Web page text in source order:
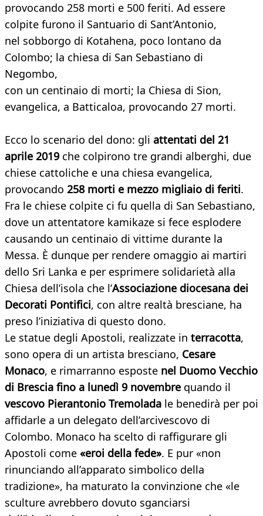
provocando 258 morti e 500 feriti. Ad essere
colpite furono il Santuario di Sant’Antonio,
nel sobborgo di Kotahena, poco lontano da
Colombo; la chiesa di San Sebastiano di
Negombo,
con un centinaio di morti; la Chiesa di Sion,
evangelica, a Batticaloa, provocando 27 morti.
Ecco lo scenario del dono: gli attentati del 21
aprile 2019 che colpirono tre grandi alberghi, due
chiese cattoliche e una chiesa evangelica,
provocando 258 morti e mezzo migliaio di feriti.
Fra le chiese colpite ci fu quella di San Sebastiano,
dove un attentatore kamikaze si fece esplodere
causando un centinaio di vittime durante la
Messa. È dunque per rendere omaggio ai martiri
dello Sri Lanka e per esprimere solidarietà alla
Chiesa dell’isola che l’Associazione diocesana dei
Decorati Pontifici, con altre realtà bresciane, ha
preso l’iniziativa di questo dono.
Le statue degli Apostoli, realizzate in terracotta,
sono opera di un artista bresciano, Cesare
Monaco, e rimarranno esposte nel Duomo Vecchio
di Brescia fino a lunedì 9 novembre quando il
vescovo Pierantonio Tremolada le benedirà per poi
affidarle a un delegato dell’arcivescovo di
Colombo. Monaco ha scelto di raffigurare gli
Apostoli come «eroi della fede». E pur «non
rinunciando all’apparato simbolico della
tradizione», ha maturato la convinzione che «le
sculture avrebbero dovuto sganciarsi